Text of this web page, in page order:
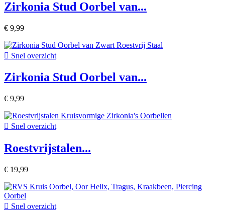
Zirkonia Stud Oorbel van...
€ 9,99
 Snel overzicht
Zirkonia Stud Oorbel van...
€ 9,99
 Snel overzicht
Roestvrijstalen...
€ 19,99
 Snel overzicht